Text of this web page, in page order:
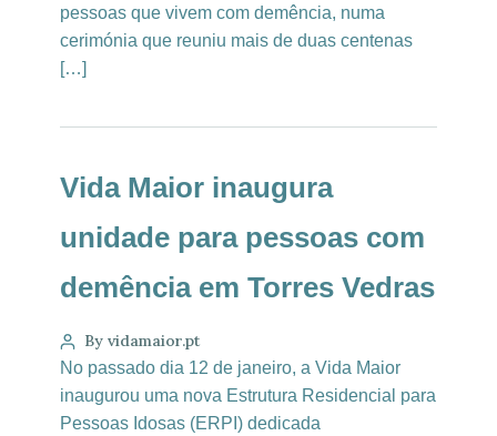
pessoas que vivem com demência, numa
cerimónia que reuniu mais de duas centenas
[…]
Vida Maior inaugura
unidade para pessoas com
demência em Torres Vedras
By vidamaior.pt
No passado dia 12 de janeiro, a Vida Maior
inaugurou uma nova Estrutura Residencial para
Pessoas Idosas (ERPI) dedicada